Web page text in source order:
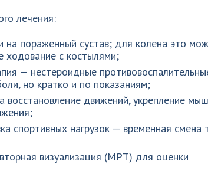
лечения:
на пораженный сустав; для колена это
ходование с костылями;
— нестероидные
но кратко и по показаниям;
восстановление движений, укрепление
спортивных нагрузок — временная смена
визуализация (МРТ) для оценки